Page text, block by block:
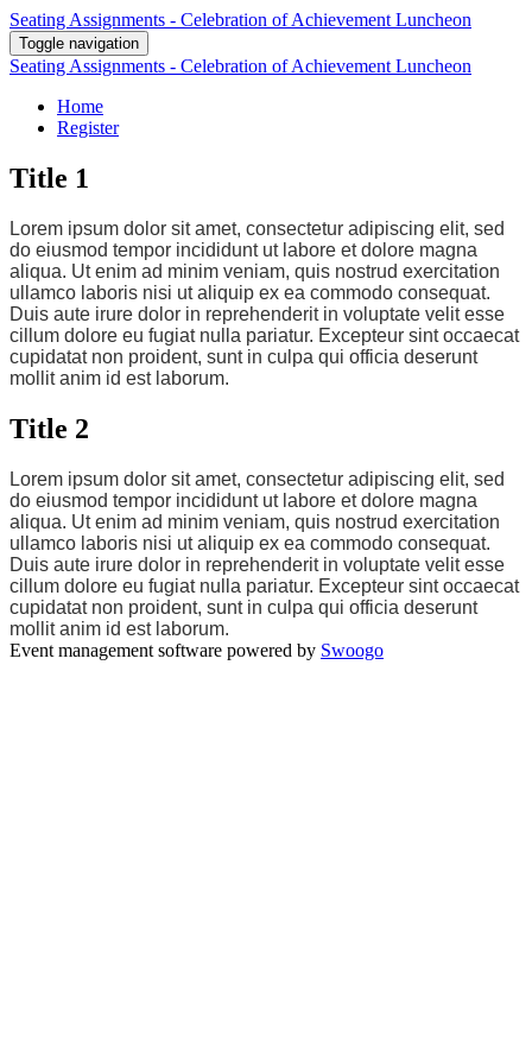
Seating Assignments - Celebration of Achievement Luncheon
Toggle navigation
Seating Assignments - Celebration of Achievement Luncheon
Home
Register
Title 1
Lorem ipsum dolor sit amet, consectetur adipiscing elit, sed
do eiusmod tempor incididunt ut labore et dolore magna
aliqua. Ut enim ad minim veniam, quis nostrud exercitation
ullamco laboris nisi ut aliquip ex ea commodo consequat.
Duis aute irure dolor in reprehenderit in voluptate velit esse
cillum dolore eu fugiat nulla pariatur. Excepteur sint occaecat
cupidatat non proident, sunt in culpa qui officia deserunt
mollit anim id est laborum.
Title 2
Lorem ipsum dolor sit amet, consectetur adipiscing elit, sed
do eiusmod tempor incididunt ut labore et dolore magna
aliqua. Ut enim ad minim veniam, quis nostrud exercitation
ullamco laboris nisi ut aliquip ex ea commodo consequat.
Duis aute irure dolor in reprehenderit in voluptate velit esse
cillum dolore eu fugiat nulla pariatur. Excepteur sint occaecat
cupidatat non proident, sunt in culpa qui officia deserunt
mollit anim id est laborum.
Event management software powered by Swoogo